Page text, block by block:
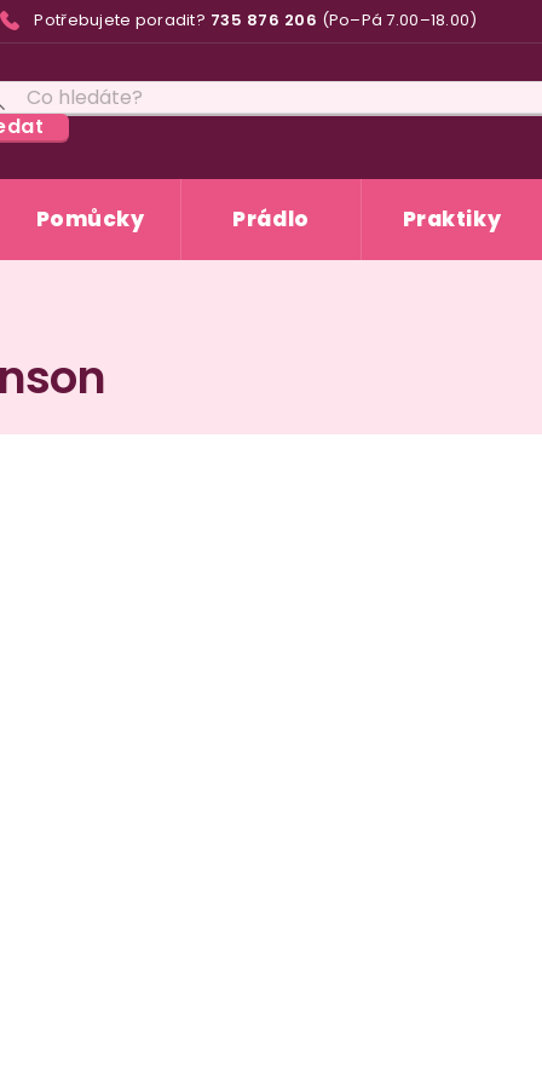
Potřebujete poradit? 735 876 206 (Po–Pá 7.00–18.00)
Pomůcky Prádlo Praktiky